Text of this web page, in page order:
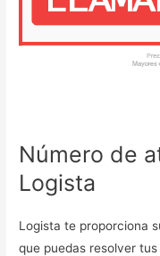
Número de
Logista
Logista te proporciona
que puedas resolver